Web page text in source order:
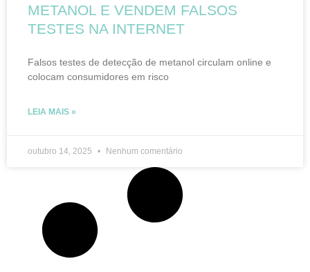
METANOL E VENDEM FALSOS
TESTES NA INTERNET
Falsos testes de detecção de metanol circulam online e
colocam consumidores em risco
LEIA MAIS »
outubro 14, 2025 Nenhum comentário